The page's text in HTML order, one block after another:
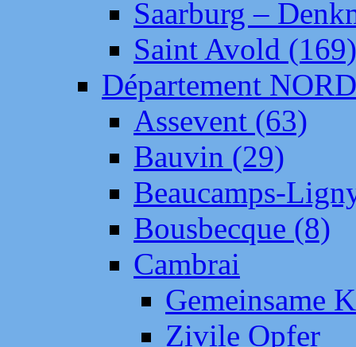
Saarburg –
Saint Avold (169)
Département NORD
Assevent (63)
Bauvin (29)
Beaucamps-
Bousbecque (8)
Cambrai
Gemeinsame
Zivile Opfer